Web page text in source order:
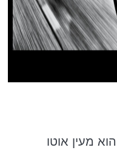
מעין אוטו